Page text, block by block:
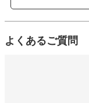
よくあるご質問